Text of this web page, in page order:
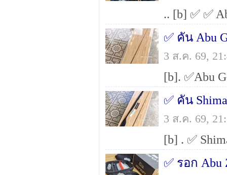
3 ส.ค. 69,
3 ส.ค. 69,
✅ รอก Abu